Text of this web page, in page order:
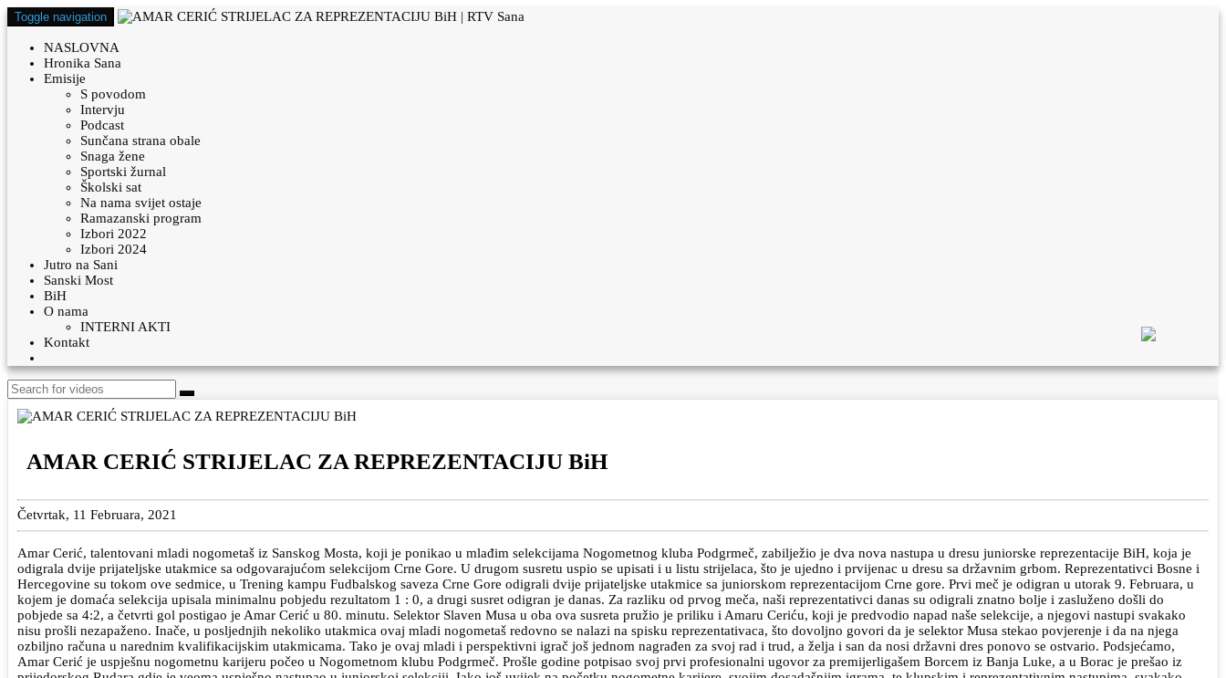
Toggle navigation
NASLOVNA
Hronika Sana
Emisije
S povodom
Intervju
Podcast
Sunčana strana obale
Snaga žene
Sportski žurnal
Školski sat
Na nama svijet ostaje
Ramazanski program
Izbori 2022
Izbori 2024
Jutro na Sani
Sanski Most
BiH
O nama
INTERNI AKTI
Kontakt
AMAR CERIĆ STRIJELAC ZA REPREZENTACIJU BiH
Četvrtak, 11 Februara, 2021
Amar Cerić, talentovani mladi nogometaš iz Sanskog Mosta, koji je ponikao u mlađim selekcijama Nogometnog kluba Podgrmeč, zabilježio je dva nova nastupa u dresu juniorske reprezentacije BiH, koja je
odigrala dvije prijateljske utakmice sa odgovarajućom selekcijom Crne Gore. U drugom susretu uspio se upisati i u listu strijelaca, što je ujedno i prvijenac u dresu sa državnim grbom. Reprezentativci Bosne i
Hercegovine su tokom ove sedmice, u Trening kampu Fudbalskog saveza Crne Gore odigrali dvije prijateljske utakmice sa juniorskom reprezentacijom Crne gore. Prvi meč je odigran u utorak 9. Februara, u
kojem je domaća selekcija upisala minimalnu pobjedu rezultatom 1 : 0, a drugi susret odigran je danas. Za razliku od prvog meča, naši reprezentativci danas su odigrali znatno bolje i zasluženo došli do
pobjede sa 4:2, a četvrti gol postigao je Amar Cerić u 80. minutu. Selektor Slaven Musa u oba ova susreta pružio je priliku i Amaru Ceriću, koji je predvodio napad naše selekcije, a njegovi nastupi svakako
nisu prošli nezapaženo. Inače, u posljednjih nekoliko utakmica ovaj mladi nogometaš redovno se nalazi na spisku reprezentativaca, što dovoljno govori da je selektor Musa stekao povjerenje i da na njega
ozbiljno računa u narednim kvalifikacijskim utakmicama. Tako je ovaj mladi i perspektivni igrač još jednom nagrađen za svoj rad i trud, a želja i san da nosi državni dres ponovo se ostvario. Podsjećamo,
Amar Cerić je uspješnu nogometnu karijeru počeo u Nogometnom klubu Podgrmeč. Prošle godine potpisao svoj prvi profesionalni ugovor za premijerligašem Borcem iz Banja Luke, a u Borac je prešao iz